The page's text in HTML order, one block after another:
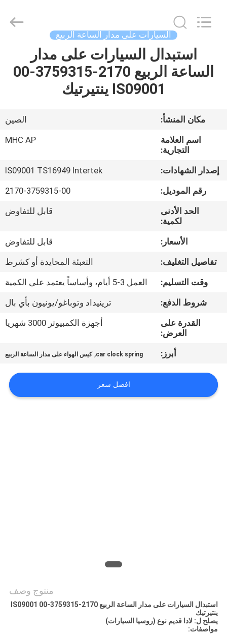
الصفحة
الرئيسية
معلومات
جولة
مراقبة
الجودة
اتصل
اقتباس
خريطة
Limited.
السيارات على مدار الساعة الربيع
استبدال السيارات على مدار
الساعة الربيع 2170-3759315-00
IS09001 ينتيرتيك
مكان المنشأ:
الصين
اسم العلامة
التجارية:
MHC AP
إصدار الشهادات:
IS09001 TS16949 Intertek
رقم الموديل:
2170-3759315-00
الحد الأدنى
لكمية:
قابل للتفاوض
الأسعار:
قابل للتفاوض
تفاصيل التغليف:
التعبئة المحايدة أو كشرط
وقت التسليم:
العمل 3-5 أيام، وأساساً يعتمد على الكمية
شروط الدفع:
ترينيداد وتوباغو/يونيون بأي بال
القدرة على
العرض:
أجهزة الكمبيوتر 3000 شهريا
أبرز: car clock spring
,كيس الهواء على مدار الساعة الربيع
افضل سعر
منتوج وصف
استبدال السيارات على مدار الساعة الربيع 2170-3759315-00 IS09001
ينتيرتيك
يصلح ل: لادا قديم نوع (روسيا السيارات)
مواصفات: